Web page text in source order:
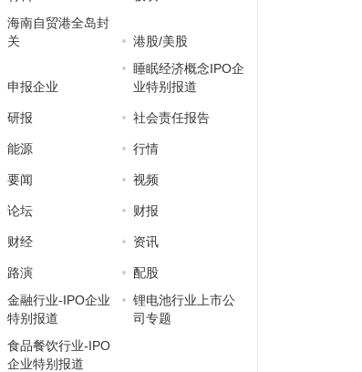
海南自贸港全岛封
关
港股/美股
申报企业
睡眠经济概念IPO企
业特别报道
研报 社会责任报告
能源 行情
要闻 视频
论坛 财报
财经 资讯
路演
配股
金融行业-IPO企业
特别报道
锂电池行业上市公
司专题
食品餐饮行业-IPO
企业特别报道